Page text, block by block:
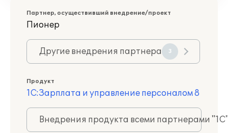
Партнер, осуществивший внедрение/проект
Пионер
Другие внедрения партнера 3
Продукт
1С:Зарплата и управление персоналом 8
Внедрения продукта всеми партнерами